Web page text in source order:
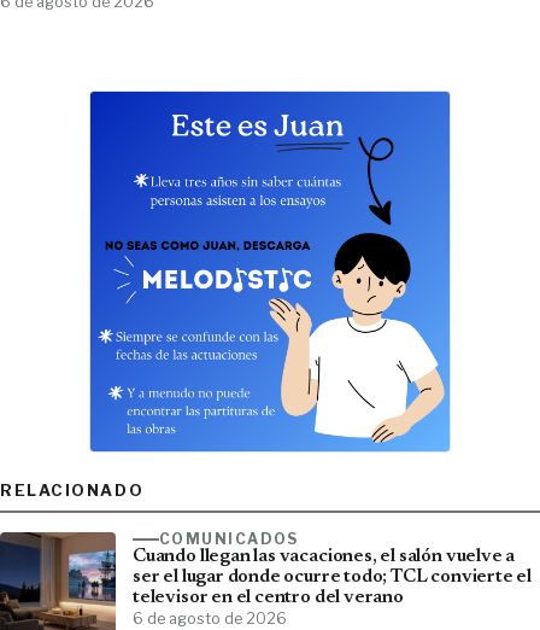
RELACIONADO
COMUNICADOS
Cuando llegan las vacaciones, el salón vuelve a
ser el lugar donde ocurre todo; TCL convierte el
televisor en el centro del verano
6 de agosto de 2026